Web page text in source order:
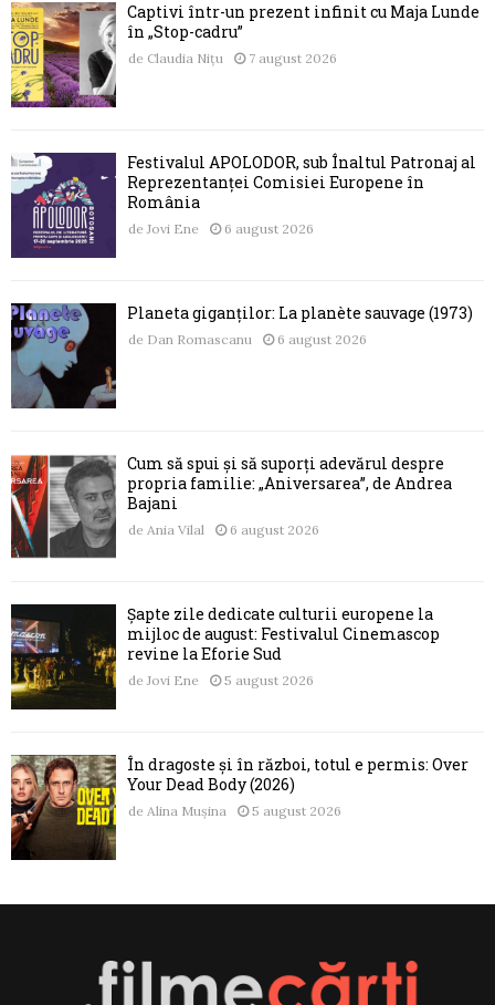
Captivi într-un prezent infinit cu Maja Lunde
în „Stop-cadru”
de Claudia Nițu 7 august 2026
Festivalul APOLODOR, sub Înaltul Patronaj al
Reprezentanței Comisiei Europene în
România
de Jovi Ene 6 august 2026
Planeta giganților: La planète sauvage (1973)
de Dan Romascanu 6 august 2026
Cum să spui și să suporți adevărul despre
propria familie: „Aniversarea”, de Andrea
Bajani
de Ania Vilal 6 august 2026
Șapte zile dedicate culturii europene la
mijloc de august: Festivalul Cinemascop
revine la Eforie Sud
de Jovi Ene 5 august 2026
În dragoste și în război, totul e permis: Over
Your Dead Body (2026)
de Alina Mușina 5 august 2026